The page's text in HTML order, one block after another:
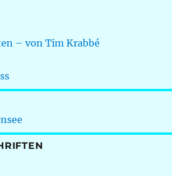
– von Tim Krabbé